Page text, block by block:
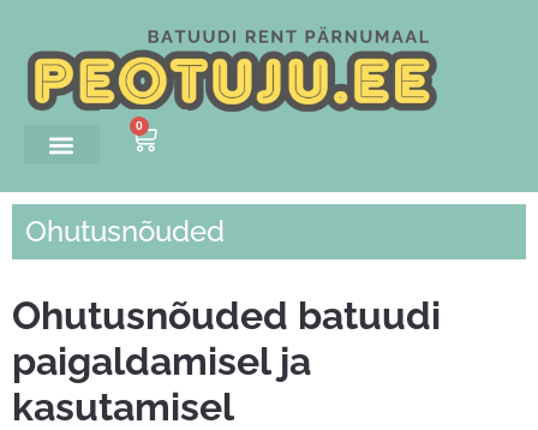
0
Ohutusnõuded
Ohutusnõuded batuudi
paigaldamisel ja
kasutamisel